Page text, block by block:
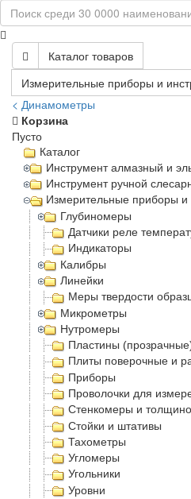
Каталог товаров
Измерительные приборы и
< Динамометры
Корзина
Пусто
Каталог
Инструмент алмазный и
Инструмент ручной
Измерительные приборы и
Глубиномеры
Датчики реле
Индикаторы
Калибры
Линейки
Меры твердости
Микрометры
Нутромеры
Пластины
Плиты поверочные и
Приборы
Проволочки для
Стенкомеры и
Стойки и штативы
Тахометры
Угломеры
Угольники
Уровни